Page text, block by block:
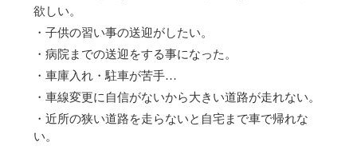
欲しい。
・子供の習い事の送迎がしたい。
・病院までの送迎をする事になった。
・車庫入れ・駐車が苦手…
・車線変更に自信がないから大きい道路が走れない。
・近所の狭い道路を走らないと自宅まで車で帰れな
い。